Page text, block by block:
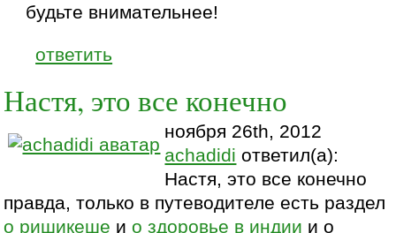
будьте внимательнее!
ответить
Настя, это все конечно
ноября 26th, 2012
achadidi ответил(а):
Настя, это все конечно
правда, только в путеводителе есть раздел
о ришикеше ио здоровье в индии и о